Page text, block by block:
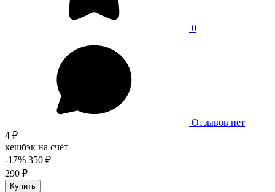
0
Отзывов нет
4 ₽
кешбэк на счёт
-17% 350 ₽
290 ₽
Купить